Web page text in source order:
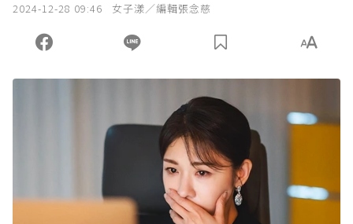
2024-12-28 09:46 女子漾／編輯張念慈